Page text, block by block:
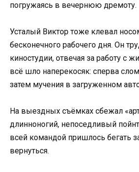
погружаясь в вечернюю дремоту.
Усталый Виктор тоже клевал
бесконечного рабочего дня. Он
киностудии, отвечая за работу с
всё шло наперекосяк: сперва
затем мучения в загруженном
На выездных съёмках сбежал
длинноногий, непоседливый
всей командой пришлось бегать
вернуться.